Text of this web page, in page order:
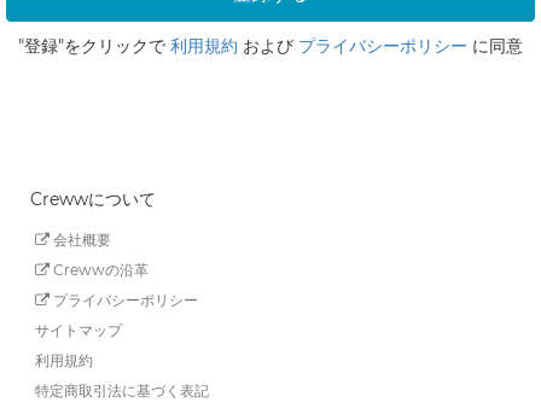
"登録"をクリックで 利用規約 および プライバシーポリシー に同意
Crewwについて
会社概要
Crewwの沿革
プライバシーポリシー
サイトマップ
利用規約
特定商取引法に基づく表記